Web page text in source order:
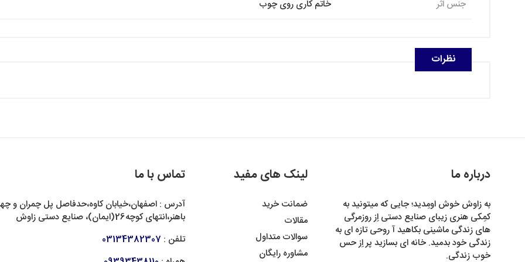
جنس اثر خاتم کاری روی چوب
نظرات
درباره ما
به زاوش خوش اومِدید؛ جایی که میتونید به
کمِکی هنری زیبای صنایع دستی اِز روزمرگی
های زندگی ماشینی بکاهید آ روحی تازه ای به
زندگی خود بدمید. خانه ای بسازید پر اِز حس
خوب زندگی.
لینک های مفید
ضمانت خرید
مقالات
سوالات متداول
مشاوره رایگان
تماس با ما
آدرس : اصفهان،خیابان کاوه،حدفاصل پل چمران و
باهنر،انتهای کوچه26(ایمان)، صنایع دستی زاوش
تلفن : 03134382307